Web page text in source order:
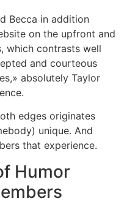
Becca in addition
on the upfront and
which contrasts well
and courteous
absolutely Taylor
edges originates
unique. And
that experience.
Humor